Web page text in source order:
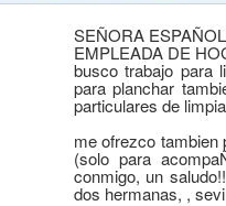
SEÑORA
EMPLEADA DE
busco trabajo para
para planchar
particulares de
me ofrezco tambien
(solo para
conmigo, un
dos hermanas, ,